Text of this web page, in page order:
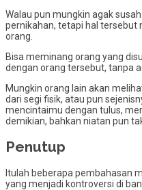
Walau pun mungkin agak
pernikahan, tetapi hal tersebut
orang.
Bisa meminang orang yang
dengan orang tersebut, tanpa
Mungkin orang lain akan
dari segi fisik, atau pun
mencintaimu dengan tulus,
demikian, bahkan niatan pun
Penutup
Itulah beberapa pembahasan
yang menjadi kontroversi di